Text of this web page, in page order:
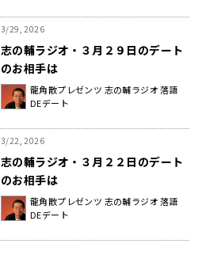
3/29, 2026
志の輔ラジオ・３月２９日のデート
のお相手は
龍角散プレゼンツ 志の輔ラジオ 落語
DEデート
3/22, 2026
志の輔ラジオ・３月２２日のデート
のお相手は
龍角散プレゼンツ 志の輔ラジオ 落語
DEデート